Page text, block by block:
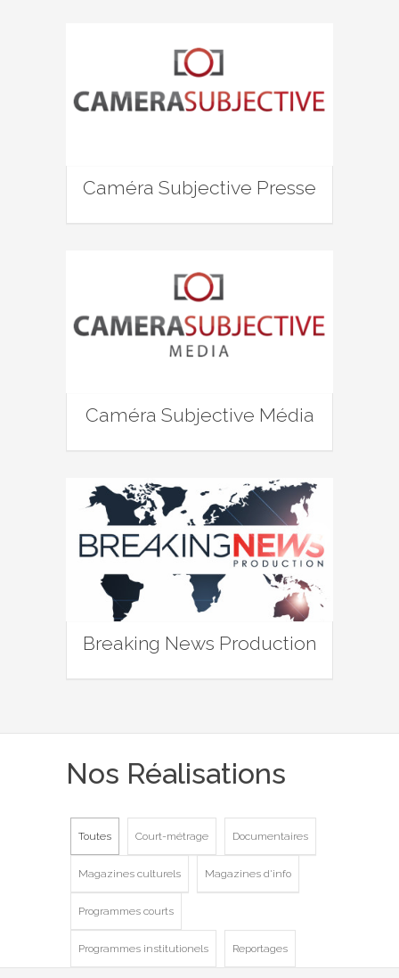
Caméra Subjective Presse
Caméra Subjective Média
Breaking News Production
Nos Réalisations
Toutes Court-métrage Documentaires
Magazines culturels Magazines d'info
Programmes courts
Programmes institutionels Reportages